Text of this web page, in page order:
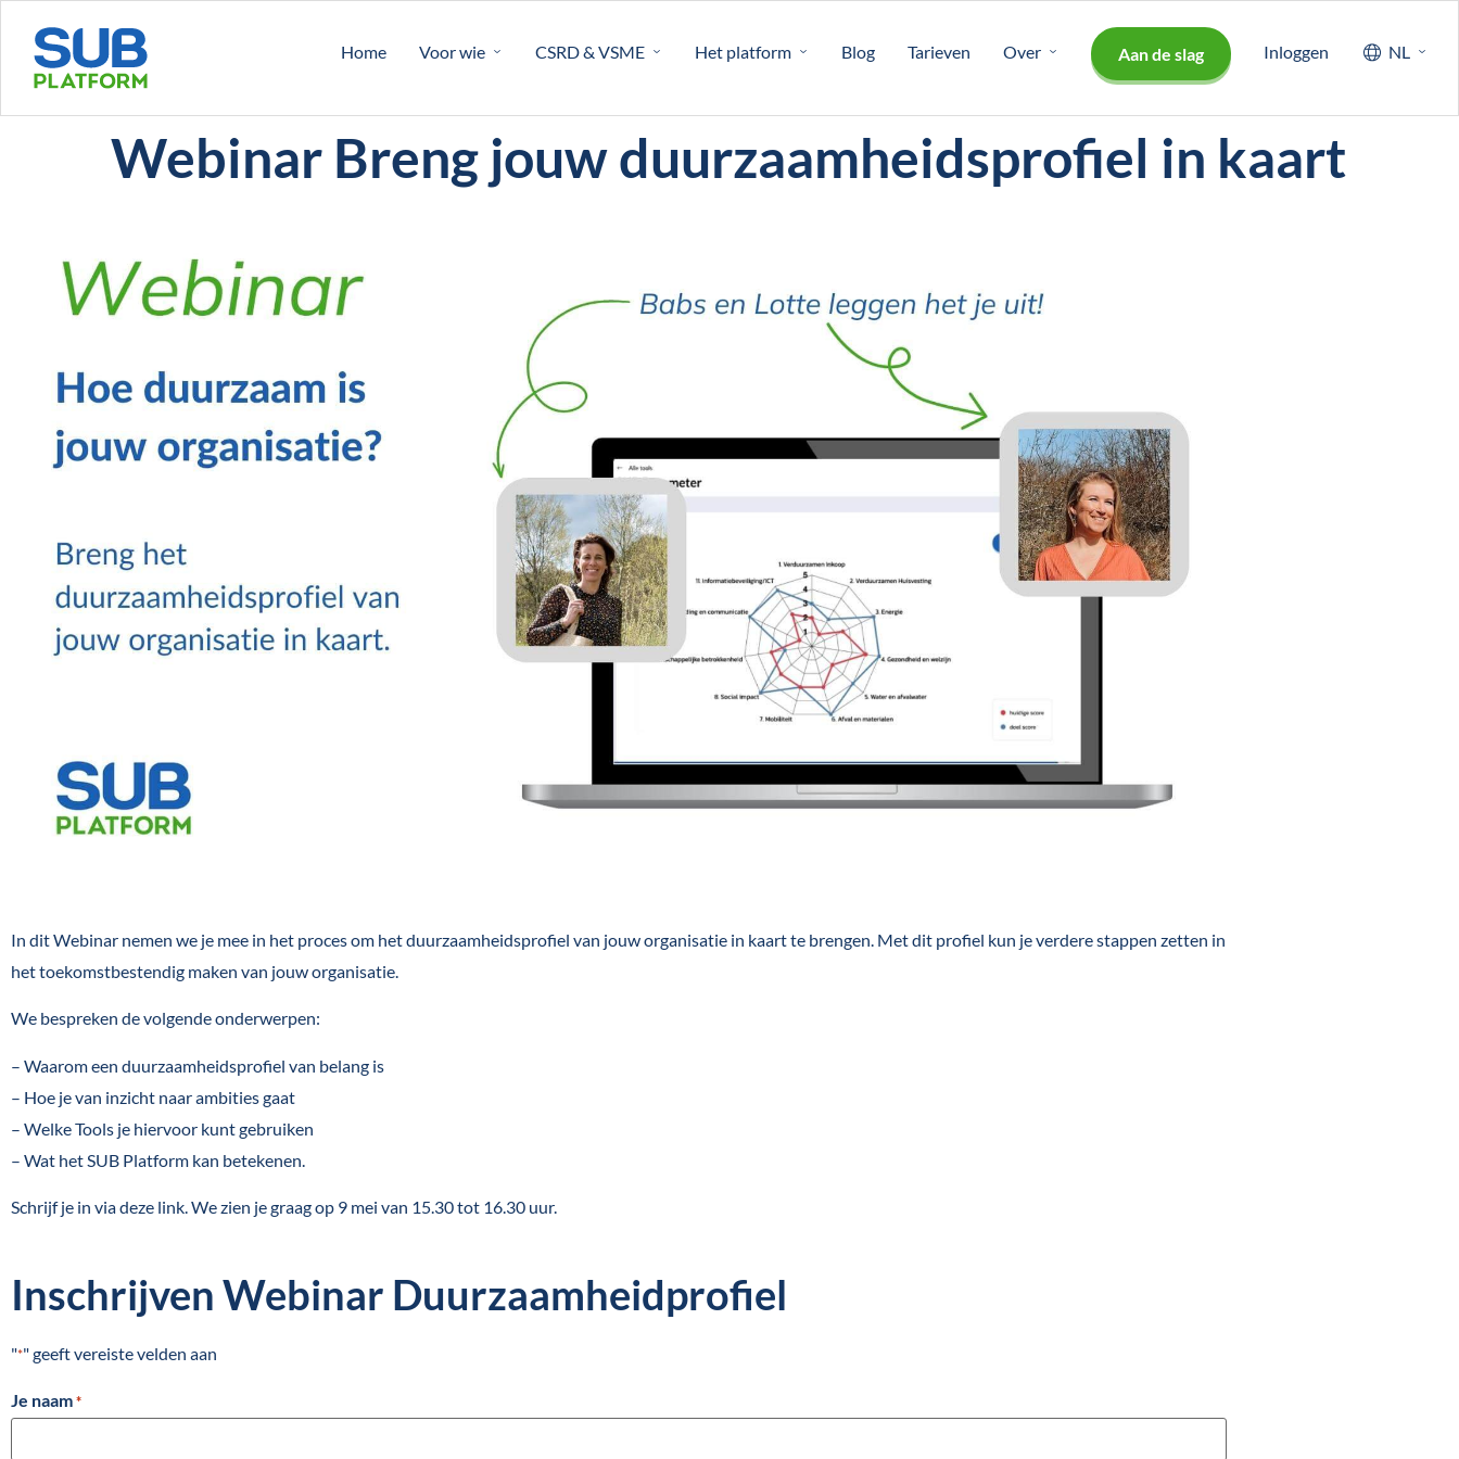
Home Voor wie CSRD & VSME Het platform Blog Tarieven Over Aan de slag Inloggen NL
Webinar Breng jouw duurzaamheidsprofiel in kaart
In dit Webinar nemen we je mee in het proces om het duurzaamheidsprofiel van jouw organisatie in kaart te brengen. Met dit profiel kun je verdere stappen zetten in
het toekomstbestendig maken van jouw organisatie.
We bespreken de volgende onderwerpen:
– Waarom een duurzaamheidsprofiel van belang is
– Hoe je van inzicht naar ambities gaat
– Welke Tools je hiervoor kunt gebruiken
– Wat het SUB Platform kan betekenen.
Schrijf je in via deze link. We zien je graag op 9 mei van 15.30 tot 16.30 uur.
Inschrijven Webinar Duurzaamheidprofiel
"*" geeft vereiste velden aan
Je naam *